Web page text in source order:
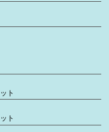
ト
ト